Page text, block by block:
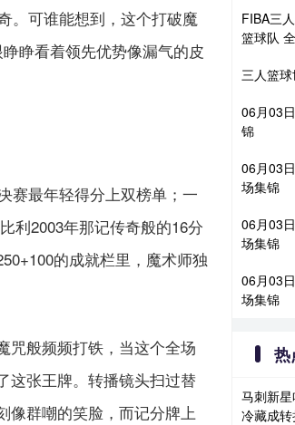
。可谁能想到，这个打破魔
睁看着领先优势像漏气的皮
最年轻得分上双榜单；一
利2003年那记传奇般的16分
的成就栏里，魔术师独
般频频打铁，当这个全场
这张王牌。转播镜头扫过替
群嘲的笑脸，而记分牌上
FIBA三
篮球队
三人篮
06月03
锦
06月03
场集锦
06月03
场集锦
06月03
场集锦
热
马刺新
冷藏成